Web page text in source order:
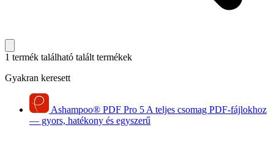
1 termék található talált termékek
Gyakran keresett
Ashampoo® PDF Pro 5 A teljes csomag PDF-fájlokhoz
— gyors, hatékony és egyszerű